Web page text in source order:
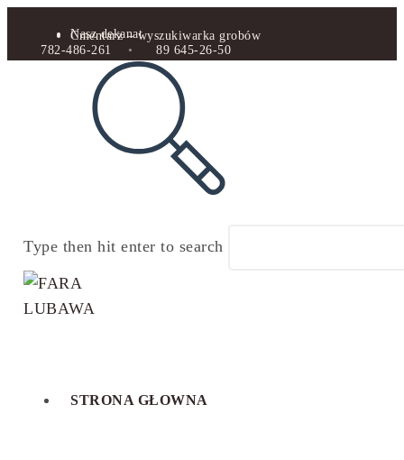
Nasz dekanat
Cmentarz – wyszukiwarka grobów
782-486-261
• 89 645-26-50
Type then hit enter to search
STRONA GŁOWNA